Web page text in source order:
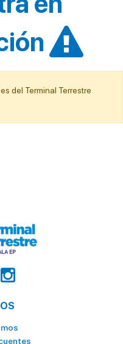
del Terminal Terrestre